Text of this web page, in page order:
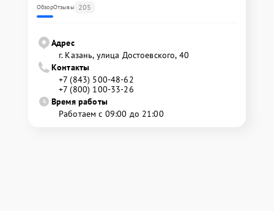
ОбзорОтзывы 205
Адрес
г. Казань, улица Достоевского, 40
Контакты
+7 (843) 500-48-62
+7 (800) 100-33-26
Время работы
Работаем с 09:00 до 21:00